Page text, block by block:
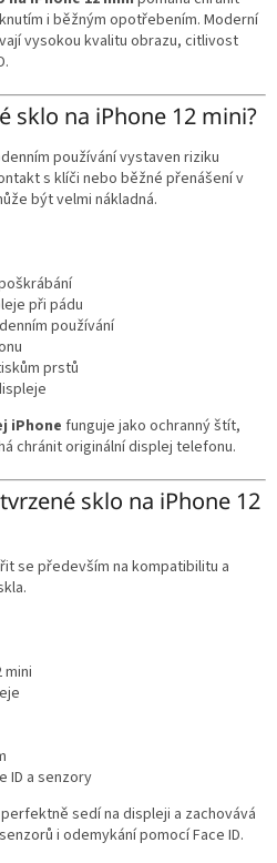
p
i
s
i běžným opotřebením. Moderní
vysokou kvalitu obrazu, citlivost
sklo na iPhone 12 mini?
používání vystaven riziku
s klíči nebo běžné přenášení v
být velmi nákladná.
při pádu
používání
prstů
iPhone funguje jako ochranný štít,
chránit originální displej telefonu.
sklo na iPhone 12
se především na kompatibilitu a
mini
ID a senzory
sedí na displeji a zachovává
i odemykání pomocí Face ID.